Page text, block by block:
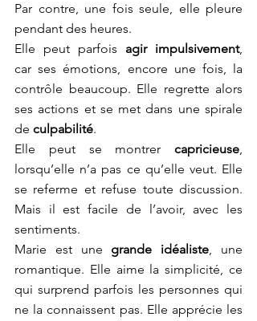
Par contre, une fois seule, elle pleure
pendant des heures.
Elle peut parfois agir impulsivement,
car ses émotions, encore une fois, la
contrôle beaucoup. Elle regrette alors
ses actions et se met dans une spirale
de culpabilité.
Elle peut se montrer capricieuse,
lorsqu’elle n’a pas ce qu’elle veut. Elle
se referme et refuse toute discussion.
Mais il est facile de l’avoir, avec les
sentiments.
Marie est une grande idéaliste, une
romantique. Elle aime la simplicité, ce
qui surprend parfois les personnes qui
ne la connaissent pas. Elle apprécie les